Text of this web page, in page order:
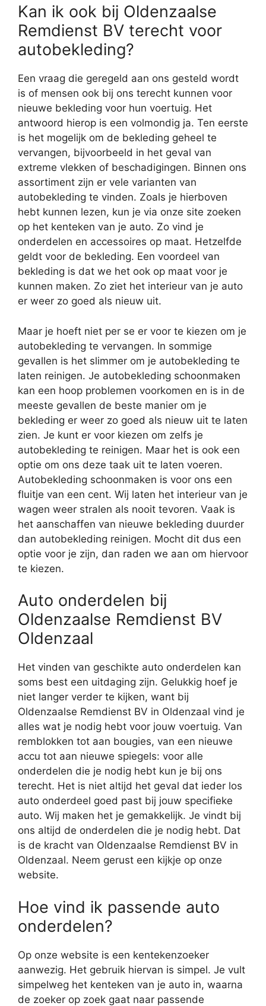
Kan ik ook bij Oldenzaalse
Remdienst BV terecht voor
autobekleding?
Een vraag die geregeld aan ons gesteld wordt
is of mensen ook bij ons terecht kunnen voor
nieuwe bekleding voor hun voertuig. Het
antwoord hierop is een volmondig ja. Ten eerste
is het mogelijk om de bekleding geheel te
vervangen, bijvoorbeeld in het geval van
extreme vlekken of beschadigingen. Binnen ons
assortiment zijn er vele varianten van
autobekleding te vinden. Zoals je hierboven
hebt kunnen lezen, kun je via onze site zoeken
op het kenteken van je auto. Zo vind je
onderdelen en accessoires op maat. Hetzelfde
geldt voor de bekleding. Een voordeel van
bekleding is dat we het ook op maat voor je
kunnen maken. Zo ziet het interieur van je auto
er weer zo goed als nieuw uit.
Maar je hoeft niet per se er voor te kiezen om je
autobekleding te vervangen. In sommige
gevallen is het slimmer om je autobekleding te
laten reinigen. Je autobekleding schoonmaken
kan een hoop problemen voorkomen en is in de
meeste gevallen de beste manier om je
bekleding er weer zo goed als nieuw uit te laten
zien. Je kunt er voor kiezen om zelfs je
autobekleding te reinigen. Maar het is ook een
optie om ons deze taak uit te laten voeren.
Autobekleding schoonmaken is voor ons een
fluitje van een cent. Wij laten het interieur van je
wagen weer stralen als nooit tevoren. Vaak is
het aanschaffen van nieuwe bekleding duurder
dan autobekleding reinigen. Mocht dit dus een
optie voor je zijn, dan raden we aan om hiervoor
te kiezen.
Auto onderdelen bij
Oldenzaalse Remdienst BV
Oldenzaal
Het vinden van geschikte auto onderdelen kan
soms best een uitdaging zijn. Gelukkig hoef je
niet langer verder te kijken, want bij
Oldenzaalse Remdienst BV in Oldenzaal vind je
alles wat je nodig hebt voor jouw voertuig. Van
remblokken tot aan bougies, van een nieuwe
accu tot aan nieuwe spiegels: voor alle
onderdelen die je nodig hebt kun je bij ons
terecht. Het is niet altijd het geval dat ieder los
auto onderdeel goed past bij jouw specifieke
auto. Wij maken het je gemakkelijk. Je vindt bij
ons altijd de onderdelen die je nodig hebt. Dat
is de kracht van Oldenzaalse Remdienst BV in
Oldenzaal. Neem gerust een kijkje op onze
website.
Hoe vind ik passende auto
onderdelen?
Op onze website is een kentekenzoeker
aanwezig. Het gebruik hiervan is simpel. Je vult
simpelweg het kenteken van je auto in, waarna
de zoeker op zoek gaat naar passende